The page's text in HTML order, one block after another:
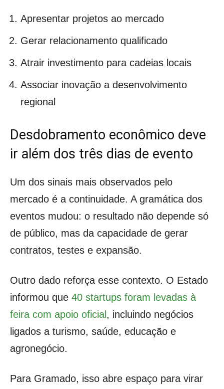
Apresentar projetos ao mercado
Gerar relacionamento qualificado
Atrair investimento para cadeias locais
Associar inovação a desenvolvimento
regional
Desdobramento econômico deve
ir além dos três dias de evento
Um dos sinais mais observados pelo
mercado é a continuidade. A gramática dos
eventos mudou: o resultado não depende só
de público, mas da capacidade de gerar
contratos, testes e expansão.
Outro dado reforça esse contexto. O Estado
informou que 40 startups foram levadas à
feira com apoio oficial , incluindo negócios
ligados a turismo, saúde, educação e
agronegócio.
Para Gramado, isso abre espaço para virar